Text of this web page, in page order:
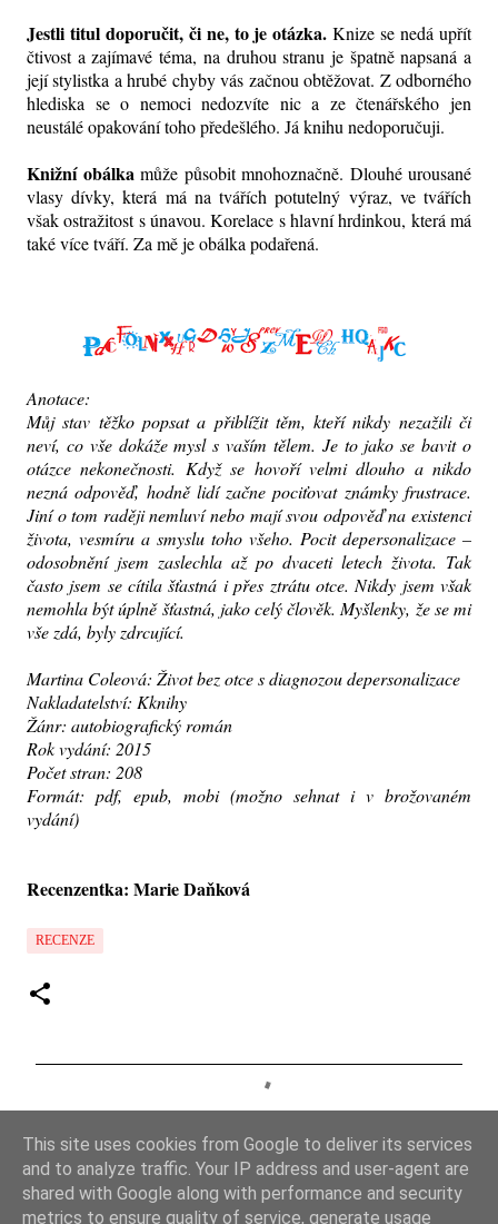
Jestli titul doporučit, či ne, to je otázka. Knize se nedá upřít
čtivost a zajímavé téma, na druhou stranu je špatně napsaná a
její stylistka a hrubé chyby vás začnou obtěžovat. Z odborného
hlediska se o nemoci nedozvíte nic a ze čtenářského jen
neustálé opakování toho předešlého. Já knihu nedoporučuji.
Knižní obálkamůže působit mnohoznačně. Dlouhé urousané
vlasy dívky, která má na tvářích potutelný výraz, ve tvářích
však ostražitost s únavou. Korelace s hlavní hrdinkou, která má
také více tváří. Za mě je obálka podařená.
Anotace:
Můj stav těžko popsat a přiblížit těm, kteří nikdy nezažili či
neví, co vše dokáže mysl s vaším tělem. Je to jako se bavit o
otázce nekonečnosti. Když se hovoří velmi dlouho a nikdo
nezná odpověď, hodně lidí začne pociťovat známky frustrace.
Jiní o tom raději nemluví nebo mají svou odpověď na existenci
života, vesmíru a smyslu toho všeho. Pocit depersonalizace –
odosobnění jsem zaslechla až po dvaceti letech života. Tak
často jsem se cítila šťastná i přes ztrátu otce. Nikdy jsem však
nemohla být úplně šťastná, jako celý člověk. Myšlenky, že se mi
vše zdá, byly zdrcující.
Martina Coleová: Život bez otce s diagnozou depersonalizace
Nakladatelství: Kknihy
Žánr: autobiografický román
Rok vydání: 2015
Počet stran: 208
Formát: pdf, epub, mobi (možno sehnat i v brožovaném
vydání)
Recenzentka: Marie Daňková
RECENZE
o
m
e
This site uses cookies from Google to deliver its services
and to analyze traffic. Your IP address and user-agent are
shared with Google along with performance and security
metrics to ensure quality of service, generate usage